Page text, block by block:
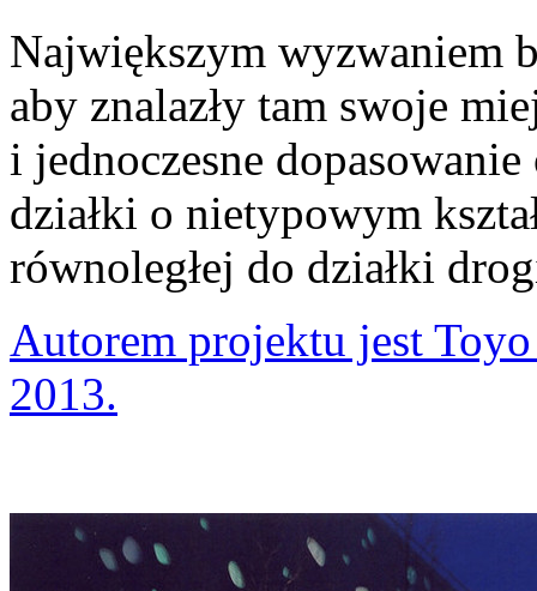
Największym wyzwaniem
aby znalazły tam swoje
i jednoczesne
działki o nietypowym
równoległej do działki
Autorem projektu jest
2013.